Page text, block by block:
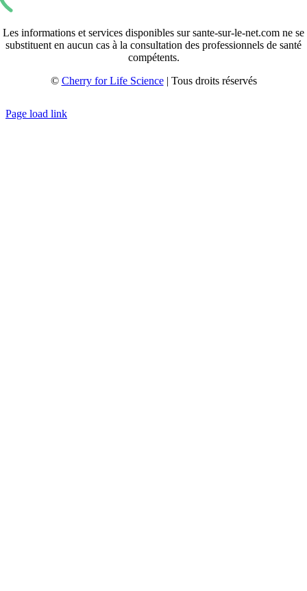
Les informations et services disponibles sur sante-sur-le-net.com ne se
substituent en aucun cas à la consultation des professionnels de santé
compétents.
© Cherry for Life Science| Tous droits réservés
Page load link